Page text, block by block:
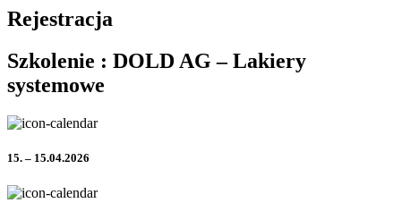
Rejestracja
Szkolenie : DOLD AG – Lakiery
systemowe
15. – 15.04.2026